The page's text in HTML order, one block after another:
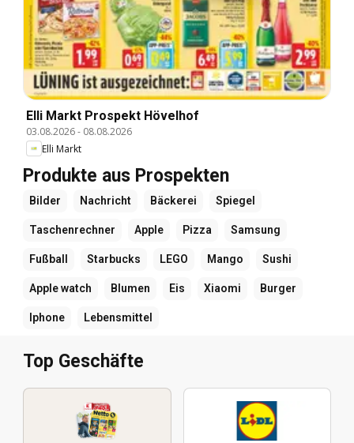
Elli Markt Prospekt Hövelhof
03.08.2026- 08.08.2026
Elli Markt
Produkte aus Prospekten
Bilder Nachricht Bäckerei Spiegel
Taschenrechner Apple Pizza Samsung
Fußball Starbucks LEGO Mango Sushi
Apple watch Blumen Eis Xiaomi Burger
Iphone Lebensmittel
Top Geschäfte